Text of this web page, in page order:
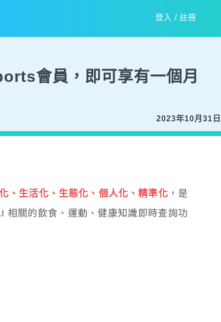
登入 / 註冊
會員，即可享有一個月
2023年10月31日
、生活化、生態化、個人化、精準化 ，是
相關的飲食、運動、健康知識即時查詢功